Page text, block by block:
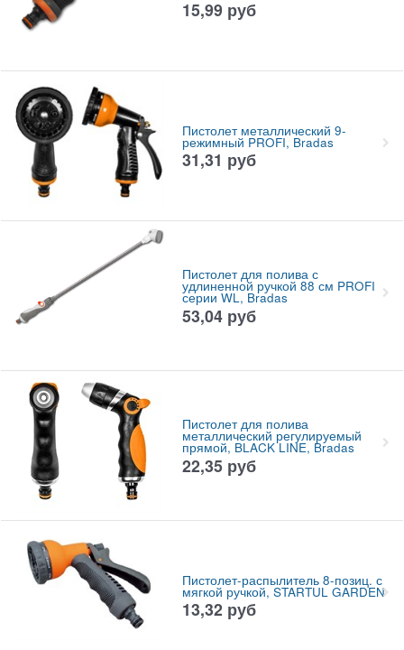
15,99 руб
Пистолет металлический 9-
режимный PROFI, Bradas
31,31 руб
Пистолет для полива с
удлиненной ручкой 88 см PROFI
серии WL, Bradas
53,04 руб
Пистолет для полива
металлический регулируемый
прямой, BLACK LINE, Bradas
22,35 руб
Пистолет-распылитель 8-позиц. с
мягкой ручкой, STARTUL GARDEN
13,32 руб